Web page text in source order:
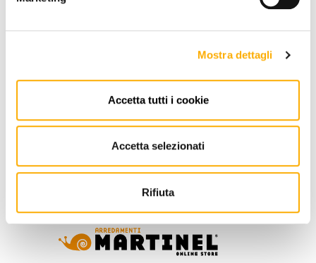
Mostra dettagli
Accetta tutti i cookie
Accetta selezionati
Rifiuta
BEST PRICE GUARANTEED